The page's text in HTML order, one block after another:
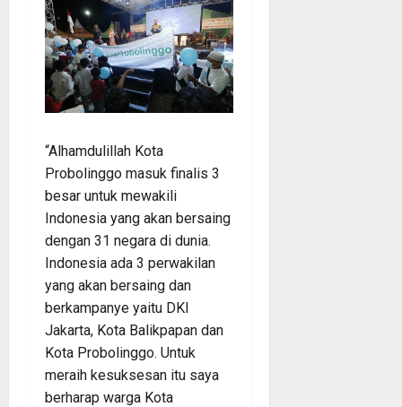
“Alhamdulillah Kota
Probolinggo masuk finalis 3
besar untuk mewakili
Indonesia yang akan bersaing
dengan 31 negara di dunia.
Indonesia ada 3 perwakilan
yang akan bersaing dan
berkampanye yaitu DKI
Jakarta, Kota Balikpapan dan
Kota Probolinggo. Untuk
meraih kesuksesan itu saya
berharap warga Kota